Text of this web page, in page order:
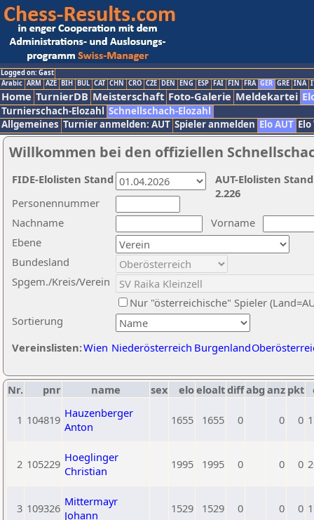
Logged on: Gast
Arabic ARM AZE BIH BUL CAT CHN CRO CZE DEN ENG ESP FAI FIN FRA GER GRE INA
Home TurnierDB Meisterschaft Foto-Galerie Meldekartei
Turnierschach-Elozahl Schnellschach-Elozahl
Allgemeines Turnier anmelden: AUT Spieler anmelden Elo AUT
Willkommen bei den offiziellen
Nachname
Vorname
Ebene
Sortierung
Personennummer
Bundesland
Spgem./Kreis/Verein
Nur "österreichische" Spieler
Vereinslisten:Wien Niederösterreich Burgenland
AUT-Elolisten
2.226
FIDE-Elolisten Stand
Nr. pnr name sex eloeloaltdiffabg anz pkt
1 104819 Hauzenberger
Anton
1655 1655 0 0 0
2 105229 Hoeglinger
Christian
1995 1995 0 0 0
3 109326 Mittermayr
Johann
1529 1529 0 0 0